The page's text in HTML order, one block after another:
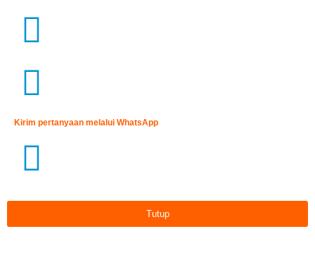
Kirim pertanyaan melalui WhatsApp
Tutup